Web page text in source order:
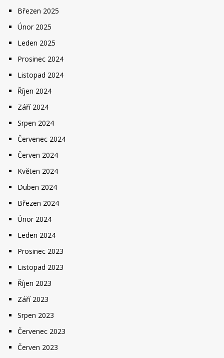
Březen 2025
Únor 2025
Leden 2025
Prosinec 2024
Listopad 2024
Říjen 2024
Září 2024
Srpen 2024
Červenec 2024
Červen 2024
Květen 2024
Duben 2024
Březen 2024
Únor 2024
Leden 2024
Prosinec 2023
Listopad 2023
Říjen 2023
Září 2023
Srpen 2023
Červenec 2023
Červen 2023